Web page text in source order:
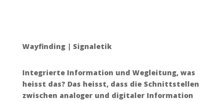
Wayfinding | Signaletik
Integrierte Information und Wegleitung, was
heisst das? Das heisst, dass die Schnittstellen
zwischen analoger und digitaler Information